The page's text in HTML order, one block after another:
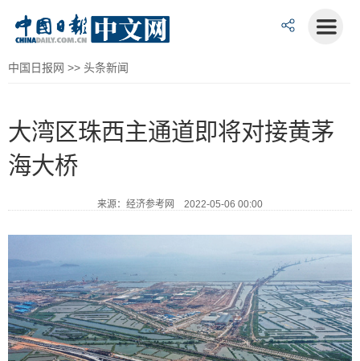
中国日报网 >> 头条新闻
大湾区珠西主通道即将对接黄茅
海大桥
来源：经济参考网 2022-05-06 00:00